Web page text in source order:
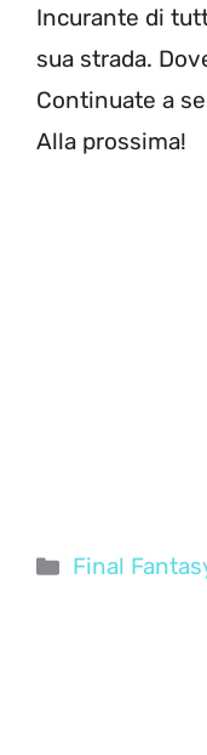
Incurante di
sua strada.
Continuate a
Alla prossima!
Categorie
Final